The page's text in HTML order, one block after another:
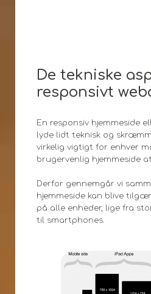
De tekniske
responsivt
En responsiv hjemmeside
lyde lidt teknisk og
virkelig vigtigt for enhver
brugervenlig hjemmeside
Derfor gennemgår vi
hjemmeside kan blive
på alle enheder, lige fra
til smartphones.